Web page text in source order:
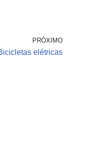
PRÓXIMO
elétricas